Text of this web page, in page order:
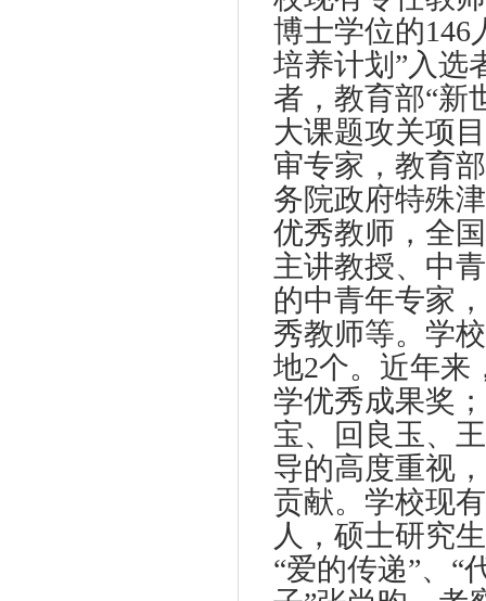
博士学位的146
培养计划”入选
者，教育部“新
大课题攻关项
审专家，教育
务院政府特殊
优秀教师，全
主讲教授、中
的中青年专家
秀教师等。学
地2个。近年来
学优秀成果奖
宝、回良玉、
导的高度重视
贡献。学校现
人，硕士研究生
“爱的传递”、“